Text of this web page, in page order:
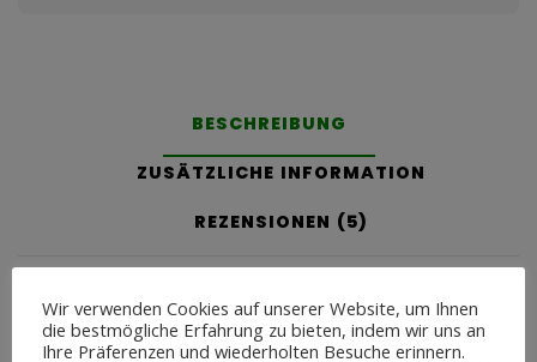
BESCHREIBUNG
ZUSÄTZLICHE INFORMATION
REZENSIONEN (5)
Beschreibung
Unsere Eigenmarke Cashu´s Bestes Wild und Lachs ist ein
Wir verwenden Cookies auf unserer Website, um Ihnen
die bestmögliche Erfahrung zu bieten, indem wir uns an
Ihre Präferenzen und wiederholten Besuche erinnern.